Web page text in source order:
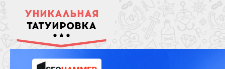
УНИКАЛЬНАЯ
ТАТУИРОВКА